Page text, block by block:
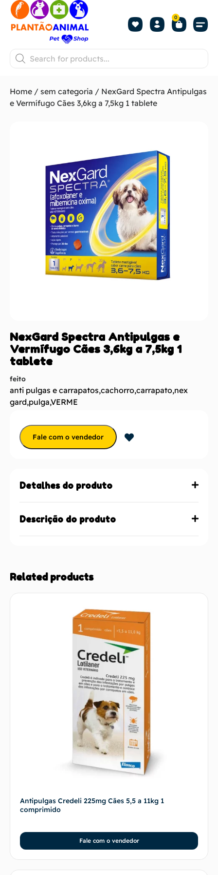
0
Home / sem categoria / NexGard Spectra Antipulgas
e Vermífugo Cães 3,6kg a 7,5kg 1 tablete
NexGard Spectra Antipulgas e
Vermífugo Cães 3,6kg a 7,5kg 1
tablete
feito
anti pulgas e carrapatos,cachorro,carrapato,nex
gard,pulga,VERME
Fale com o vendedor
Detalhes do produto
Descrição do produto
Related products
Antipulgas Credeli 225mg Cães 5,5 a 11kg 1
comprimido
Fale com o vendedor